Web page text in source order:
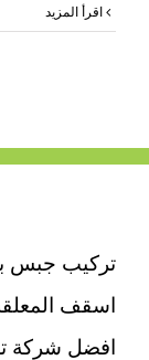
تركيب جبس
اسقف
افضل شركة